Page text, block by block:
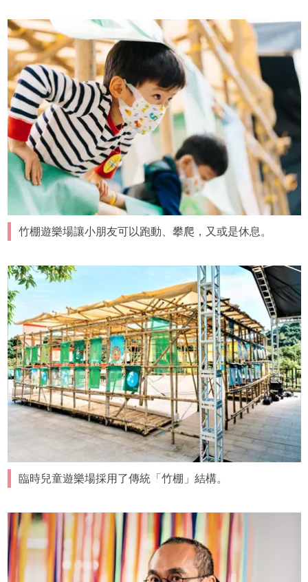
竹棚遊樂場讓小朋友可以跑動、攀爬，又或是休息。
臨時兒童遊樂場採用了傳統「竹棚」結構。